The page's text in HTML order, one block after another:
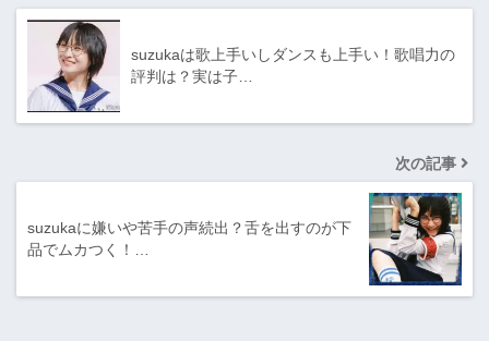
suzukaは歌上手いしダンスも上手い！歌唱力の
評判は？実は子…
次の記事
suzukaに嫌いや苦手の声続出？舌を出すのが下
品でムカつく！…